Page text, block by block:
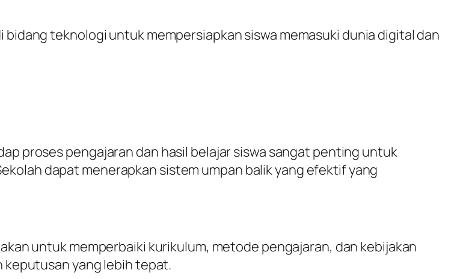
teknologi untuk mempersiapkan siswa memasuki dunia digital dan
proses pengajaran dan hasil belajar siswa sangat penting untuk
dapat menerapkan sistem umpan balik yang efektif yang
untuk memperbaiki kurikulum, metode pengajaran, dan kebijakan
keputusan yang lebih tepat.